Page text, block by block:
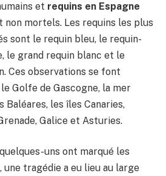
et requins en Espagne
non mortels. Les requins les plus
sont le requin bleu, le requin-
le grand requin blanc et le
Ces observations se font
Golfe de Gascogne, la mer
Baléares, les îles Canaries,
Galice et Asturies.
uns ont marqué les
tragédie a eu lieu au large